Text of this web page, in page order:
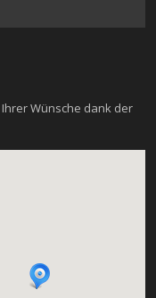
Ihrer Wünsche dank der